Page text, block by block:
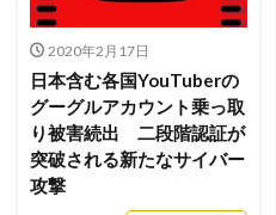
ドッペルゲンガードメイン
ドメイン名ハイジャック
トレーディングボット
トロイの木馬
ドン・キホ
なりすましメール
ニチレ
2020年2月17日
日本含む各国YouTuberの
グーグルアカウント乗っ取
り被害続出 二段階認証が
突破される新たなサイバー
攻撃